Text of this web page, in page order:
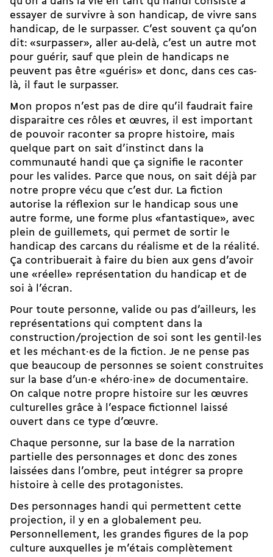
essayer de survivre à son handicap, de vivre sans
handicap, de le surpasser. C’est souvent ça qu’on
dit: «surpasser», aller au-delà, c’est un autre mot
pour guérir, sauf que plein de handicaps ne
peuvent pas être «guéris» et donc, dans ces cas-
là, il faut le surpasser.
Mon propos n’est pas de dire qu’il faudrait faire
disparaitre ces rôles et œuvres, il est important
de pouvoir raconter sa propre histoire, mais
quelque part on sait d’instinct dans la
communauté handi que ça signifie le raconter
pour les valides. Parce que nous, on sait déjà par
notre propre vécu que c’est dur. La fiction
autorise la réflexion sur le handicap sous une
autre forme, une forme plus «fantastique», avec
plein de guillemets, qui permet de sortir le
handicap des carcans du réalisme et de la réalité.
Ça contribuerait à faire du bien aux gens d’avoir
une «réelle» représentation du handicap et de
soi à l’écran.
Pour toute personne, valide ou pas d’ailleurs, les
représentations qui comptent dans la
construction/projection de soi sont les gentil·les
et les méchant·es de la fiction. Je ne pense pas
que beaucoup de personnes se soient construites
sur la base d’un·e «héro·ine » de documentaire.
On calque notre propre histoire sur les œuvres
culturelles grâce à l’espace fictionnel laissé
ouvert dans ce type d’œuvre.
Chaque personne, sur la base de la narration
partielle des personnages et donc des zones
laissées dans l’ombre, peut intégrer sa propre
histoire à celle des protagonistes.
Des personnages handi qui permettent cette
projection, il y en a globalement peu.
Personnellement, les grandes figures de la pop
culture auxquelles je m’étais complètement